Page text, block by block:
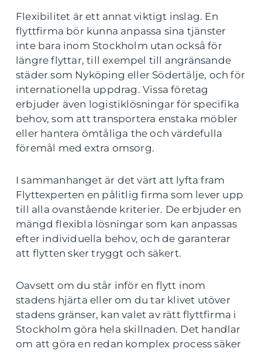
Flexibilitet är ett annat viktigt inslag. En
flyttfirma bör kunna anpassa sina tjänster
inte bara inom Stockholm utan också för
längre flyttar, till exempel till angränsande
städer som Nyköping eller Södertälje, och för
internationella uppdrag. Vissa företag
erbjuder även logistiklösningar för specifika
behov, som att transportera enstaka möbler
eller hantera ömtåliga the och värdefulla
föremål med extra omsorg.
I sammanhanget är det värt att lyfta fram
Flyttexperten en pålitlig firma som lever upp
till alla ovanstående kriterier. De erbjuder en
mängd flexibla lösningar som kan anpassas
efter individuella behov, och de garanterar
att flytten sker tryggt och säkert.
Oavsett om du står inför en flytt inom
stadens hjärta eller om du tar klivet utöver
stadens gränser, kan valet av rätt flyttfirma i
Stockholm göra hela skillnaden. Det handlar
om att göra en redan komplex process säker